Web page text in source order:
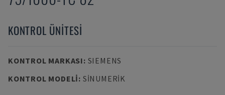
KONTROL ÜNITESI
KONTROL MARKASI: SIEMENS
KONTROL MODELI: SINUMERIK